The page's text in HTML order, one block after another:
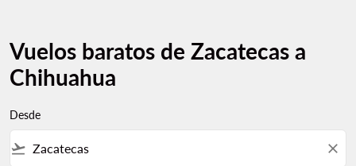
Vuelos baratos de Zacatecas a
Chihuahua
Desde
flight_takeoff close